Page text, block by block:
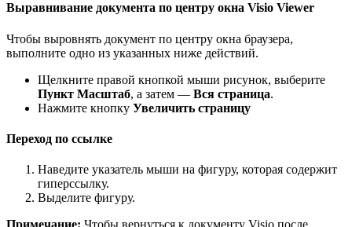
Выравнивание документа по центру окна Visio Viewer
Чтобы выровнять документ по центру окна браузера,
выполните одно из указанных ниже действий.
Щелкните правой кнопкой мыши рисунок, выберите
Пункт Масштаб, а затем — Вся страница.
Нажмите кнопку Увеличить страницу
Переход по ссылке
Наведите указатель мыши на фигуру, которая содержит
гиперссылку.
Выделите фигуру.